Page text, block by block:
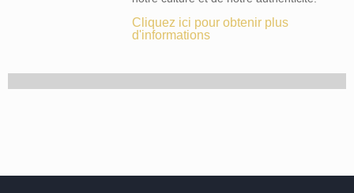
Cliquez ici pour obtenir plus
d'informations